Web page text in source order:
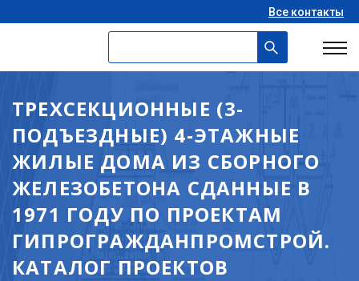
Все контакты
ТРЕХСЕКЦИОННЫЕ (3-
ПОДЪЕЗДНЫЕ) 4-ЭТАЖНЫЕ
ЖИЛЫЕ ДОМА ИЗ СБОРНОГО
ЖЕЛЕЗОБЕТОНА СДАННЫЕ В
1971 ГОДУ ПО ПРОЕКТАМ
ГИПРОГРАЖДАНПРОМСТРОЙ.
КАТАЛОГ ПРОЕКТОВ